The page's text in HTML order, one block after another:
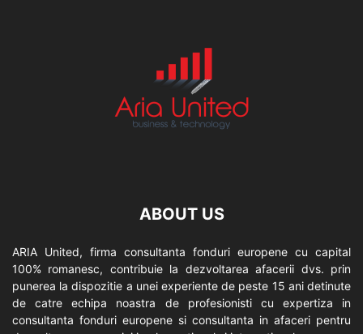
ABOUT US
ARIA United, firma consultanta fonduri europene cu capital
100% romanesc, contribuie la dezvoltarea afacerii dvs. prin
punerea la dispozitie a unei experiente de peste 15 ani detinute
de catre echipa noastra de profesionisti cu expertiza in
consultanta fonduri europene si consultanta in afaceri pentru